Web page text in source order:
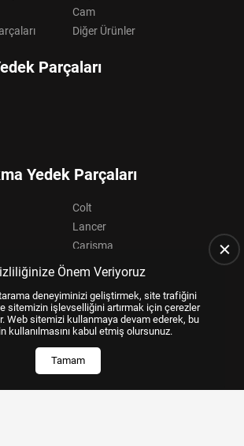
Cam
Diğer Ürünler
Parçaları
Yedek Parçaları
Colt
Lancer
Carisma
Grandis
OUTLANDER
Pajero
Önem Veriyoruz
deneyiminizi geliştirmek, site trafiğini
sitemizin işlevselliğini artırmak için çerezler
Web sitemizi kullanmaya devam ederek, bu
kullanılmasını kabul etmiş olursunuz.
Tamam